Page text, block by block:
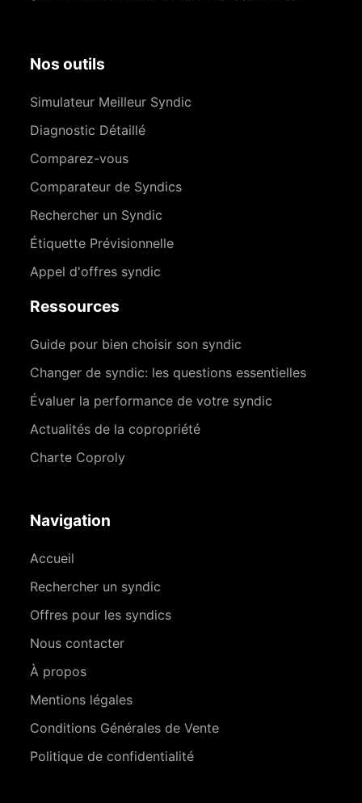
Nos outils
Simulateur Meilleur Syndic
Diagnostic Détaillé
Comparez-vous
Comparateur de Syndics
Rechercher un Syndic
Étiquette Prévisionnelle
Appel d'offres syndic
Ressources
Guide pour bien choisir son syndic
Changer de syndic: les questions essentielles
Évaluer la performance de votre syndic
Actualités de la copropriété
Charte Coproly
Navigation
Accueil
Rechercher un syndic
Offres pour les syndics
Nous contacter
À propos
Mentions légales
Conditions Générales de Vente
Politique de confidentialité